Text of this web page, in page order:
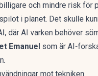
och mindre risk för
i planet. Det skulle
där AI varken behöver
Emanuel som är AI-
mot tekniken.